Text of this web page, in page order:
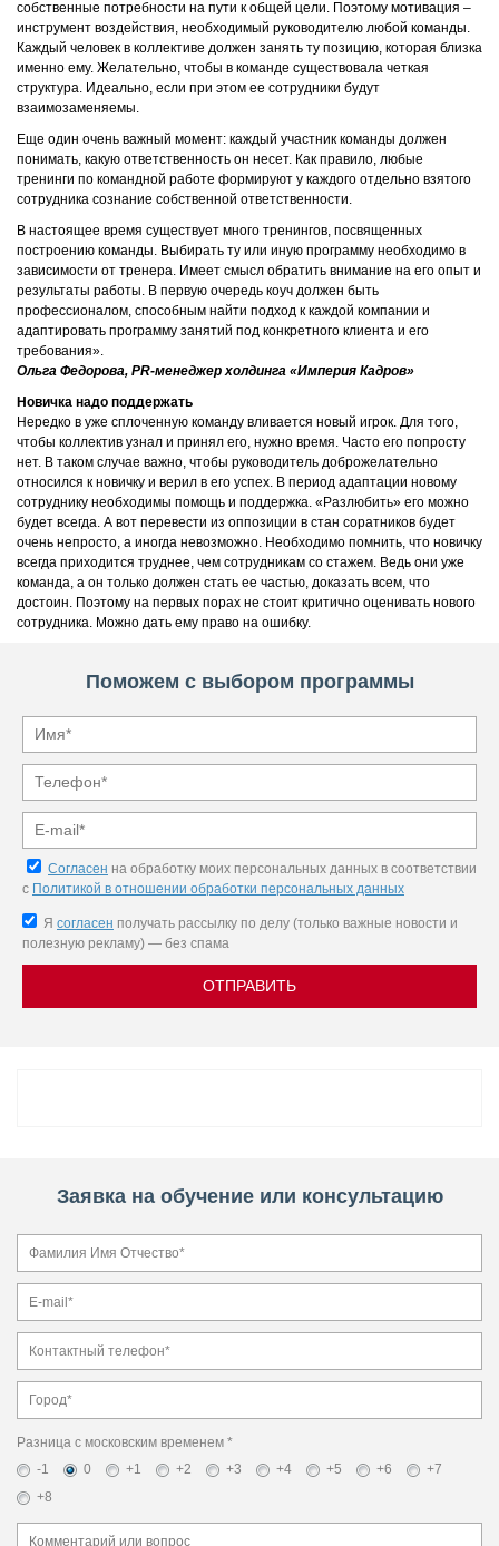
собственные потребности на пути к общей цели. Поэтому мотивация –
инструмент воздействия, необходимый руководителю любой команды.
Каждый человек в коллективе должен занять ту позицию, которая близка
именно ему. Желательно, чтобы в команде существовала четкая
структура. Идеально, если при этом ее сотрудники будут
взаимозаменяемы.
Еще один очень важный момент: каждый участник команды должен
понимать, какую ответственность он несет. Как правило, любые
тренинги по командной работе формируют у каждого отдельно взятого
сотрудника сознание собственной ответственности.
В настоящее время существует много тренингов, посвященных
построению команды. Выбирать ту или иную программу необходимо в
зависимости от тренера. Имеет смысл обратить внимание на его опыт и
результаты работы. В первую очередь коуч должен быть
профессионалом, способным найти подход к каждой компании и
адаптировать программу занятий под конкретного клиента и его
требования».
Ольга Федорова, PR-менеджер холдинга «Империя Кадров»
Новичка надо поддержать
Нередко в уже сплоченную команду вливается новый игрок. Для того,
чтобы коллектив узнал и принял его, нужно время. Часто его попросту
нет. В таком случае важно, чтобы руководитель доброжелательно
относился к новичку и верил в его успех. В период адаптации новому
сотруднику необходимы помощь и поддержка. «Разлюбить» его можно
будет всегда. А вот перевести из оппозиции в стан соратников будет
очень непросто, а иногда невозможно. Необходимо помнить, что новичку
всегда приходится труднее, чем сотрудникам со стажем. Ведь они уже
команда, а он только должен стать ее частью, доказать всем, что
достоин. Поэтому на первых порах не стоит критично оценивать нового
сотрудника. Можно дать ему право на ошибку.
Поможем с выбором программы
Согласен на обработку моих персональных данных в соответствии
с Политикой в отношении обработки персональных данных
Я согласен получать рассылку по делу (только важные новости и
полезную рекламу) — без спама
ОТПРАВИТЬ
Заявка на обучение или консультацию
Разница с московским временем *
-1
0 +1 +2 +3 +4 +5 +6
+7
+8